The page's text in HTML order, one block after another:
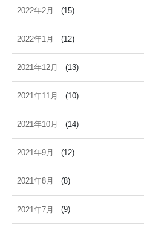
2022年2月 (15)
2022年1月 (12)
2021年12月 (13)
2021年11月 (10)
2021年10月 (14)
2021年9月 (12)
2021年8月 (8)
2021年7月 (9)